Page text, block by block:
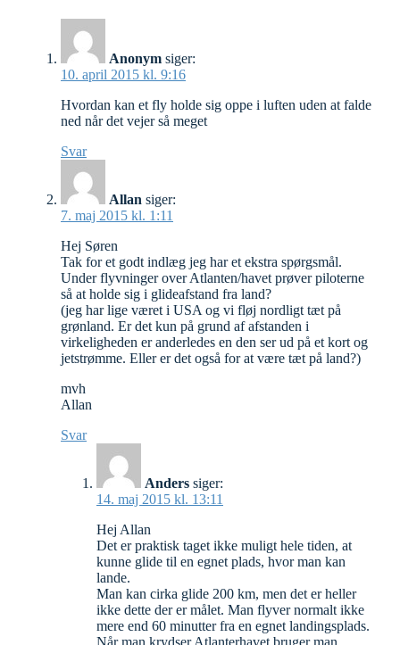
Anonym siger:
10. april 2015 kl. 9:16
Hvordan kan et fly holde sig oppe i luften uden at falde
ned når det vejer så meget
Svar
Allan siger:
7. maj 2015 kl. 1:11
Hej Søren
Tak for et godt indlæg jeg har et ekstra spørgsmål.
Under flyvninger over Atlanten/havet prøver piloterne
så at holde sig i glideafstand fra land?
(jeg har lige været i USA og vi fløj nordligt tæt på
grønland. Er det kun på grund af afstanden i
virkeligheden er anderledes en den ser ud på et kort og
jetstrømme. Eller er det også for at være tæt på land?)
mvh
Allan
Svar
Anders siger:
14. maj 2015 kl. 13:11
Hej Allan
Det er praktisk taget ikke muligt hele tiden, at
kunne glide til en egnet plads, hvor man kan
lande.
Man kan cirka glide 200 km, men det er heller
ikke dette der er målet. Man flyver normalt ikke
mere end 60 minutter fra en egnet landingsplads.